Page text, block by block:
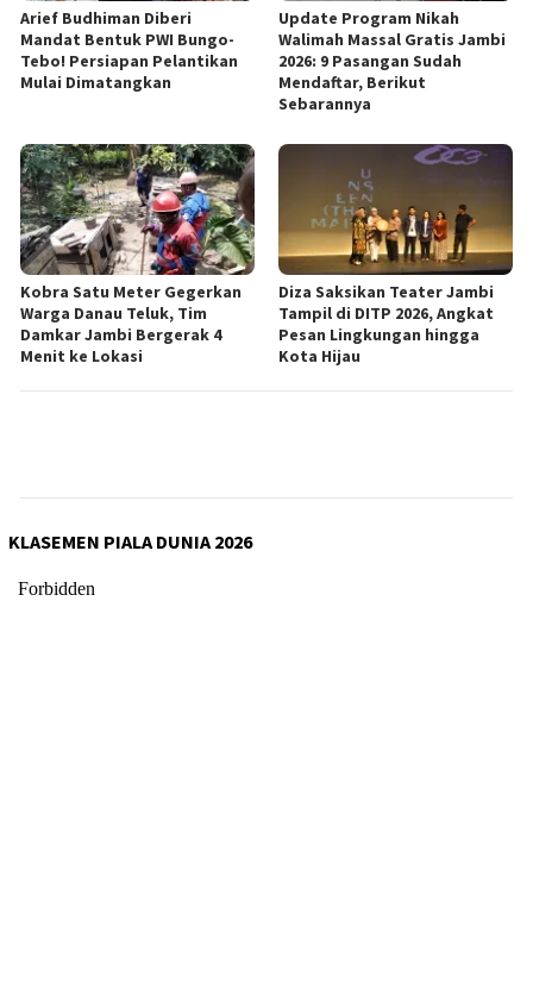
Arief Budhiman Diberi
Mandat Bentuk PWI Bungo-
Tebo! Persiapan Pelantikan
Mulai Dimatangkan
Update Program Nikah
Walimah Massal Gratis Jambi
2026: 9 Pasangan Sudah
Mendaftar, Berikut
Sebarannya
Kobra Satu Meter Gegerkan
Warga Danau Teluk, Tim
Damkar Jambi Bergerak 4
Menit ke Lokasi
Diza Saksikan Teater Jambi
Tampil di DITP 2026, Angkat
Pesan Lingkungan hingga
Kota Hijau
KLASEMEN PIALA DUNIA 2026